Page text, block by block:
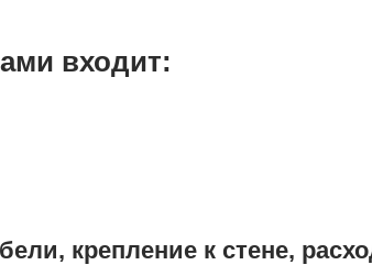
входит:
крепление к стене,